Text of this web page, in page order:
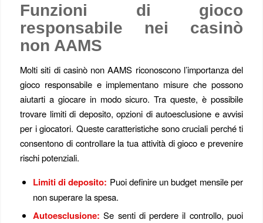
Funzioni di gioco
responsabile nei casinò
non AAMS
Molti siti di casinò non AAMS riconoscono l’importanza del
gioco responsabile e implementano misure che possono
aiutarti a giocare in modo sicuro. Tra queste, è possibile
trovare limiti di deposito, opzioni di autoesclusione e avvisi
per i giocatori. Queste caratteristiche sono cruciali perché ti
consentono di controllare la tua attività di gioco e prevenire
rischi potenziali.
Limiti di deposito: Puoi definire un budget mensile per
non superare la spesa.
Autoesclusione: Se senti di perdere il controllo, puoi